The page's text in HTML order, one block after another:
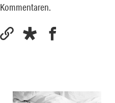
Kommentaren.